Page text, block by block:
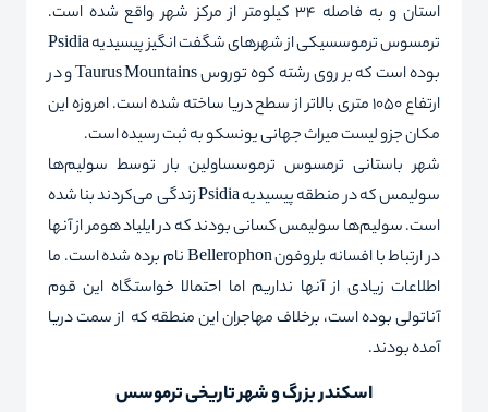
استان و به فاصله ۳۴ کیلومتر از مرکز شهر واقع شده است.
ترمسوس ترموسسیکی از شهرهای شگفت انگیز پیسیدیه Psidia
بوده است که بر روی رشته کوه توروس Taurus Mountains و در
ارتفاع ۱۰۵۰ متری بالاتر از سطح دریا ساخته شده است. امروزه این
مکان جزو لیست میراث جهانی یونسکو به ثبت رسیده است.
شهر باستانی ترمسوس ترموسساولین بار توسط سولیم‌ها
سولیمس که در منطقه پیسیدیه Psidia زندگی می‌کردند بنا شده
است. سولیم‌ها سولیمس کسانی بودند که در ایلیاد هومر از آنها
در ارتباط با افسانه بلروفون Bellerophon نام برده شده است. ما
اطلاعات زیادی از آنها نداریم اما احتمالا خواستگاه این قوم
آناتولی بوده است، برخلاف مهاجران این منطقه که از سمت دریا
آمده بودند.
اسکندر بزرگ و شهر تاریخی ترموسس